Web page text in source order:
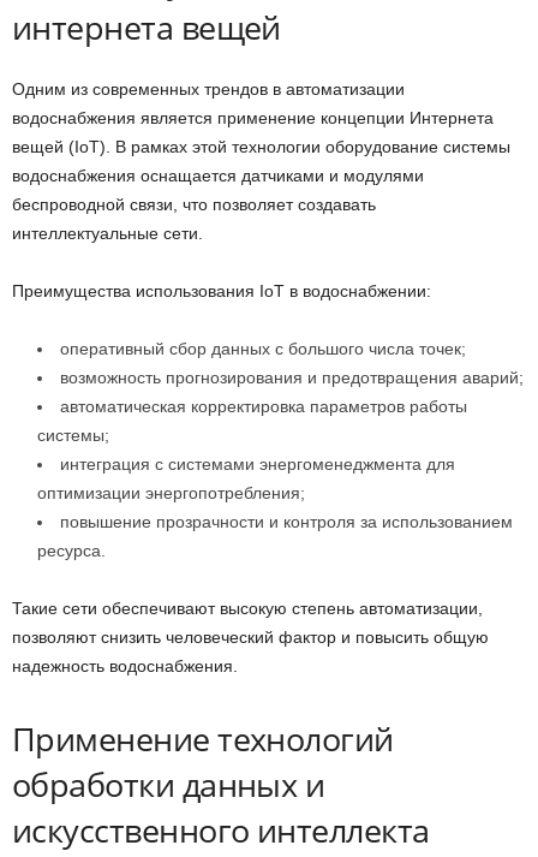
интернета вещей
Одним из современных трендов в автоматизации
водоснабжения является применение концепции Интернета
вещей (IoT). В рамках этой технологии оборудование системы
водоснабжения оснащается датчиками и модулями
беспроводной связи, что позволяет создавать
интеллектуальные сети.
Преимущества использования IoT в водоснабжении:
оперативный сбор данных с большого числа точек;
возможность прогнозирования и предотвращения аварий;
автоматическая корректировка параметров работы
системы;
интеграция с системами энергоменеджмента для
оптимизации энергопотребления;
повышение прозрачности и контроля за использованием
ресурса.
Такие сети обеспечивают высокую степень автоматизации,
позволяют снизить человеческий фактор и повысить общую
надежность водоснабжения.
Применение технологий
обработки данных и
искусственного интеллекта